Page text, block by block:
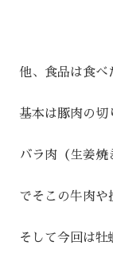
他、食品は食べ
基本は豚肉の切
バラ肉（生姜焼
でそこの牛肉や
そして今回は牡